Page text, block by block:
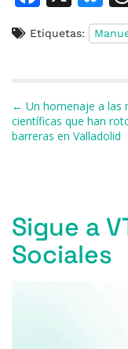
c
b
o
o
u
e
k
y
Etiquetas:
Navegación de
← Un homenaje a las
científicas que han
barreras en Valladolid
Sigue a
Sociales